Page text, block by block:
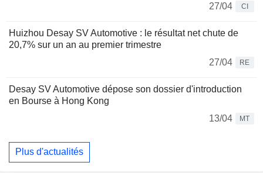
27/04
CI
Huizhou Desay SV Automotive : le résultat net chute de
20,7% sur un an au premier trimestre
27/04
RE
Desay SV Automotive dépose son dossier d'introduction
en Bourse à Hong Kong
13/04
MT
Plus d'actualités